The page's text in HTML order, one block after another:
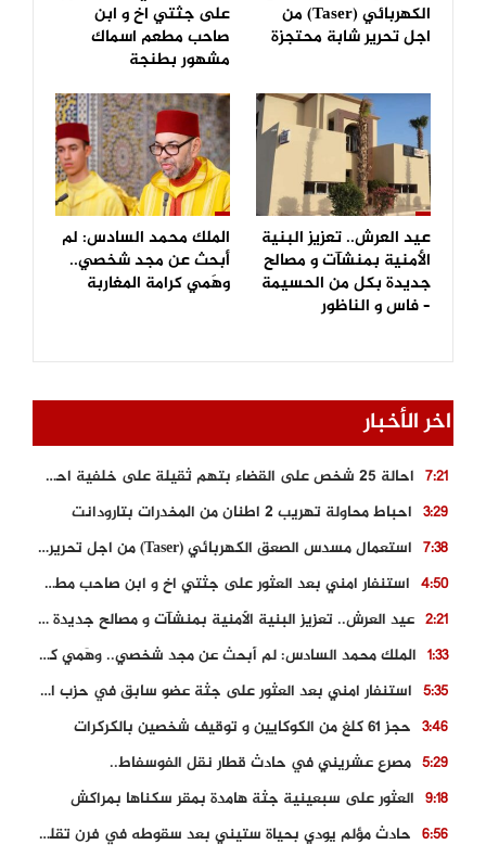
الكهربائي (Taser) من
اجل تحرير شابة محتجزة
على جثتي اخ و ابن
صاحب مطعم اسماك
مشهور بطنجة
عيد العرش.. تعزيز البنية
الأمنية بمنشآت و مصالح
جديدة بكل من الحسيمة
– فاس و الناظور
الملك محمد السادس: لم
أبحث عن مجد شخصي..
وهَمي كرامة المغاربة
اخر الأخبار
7:21
احالة 25 شخص على القضاء بتهم ثقيلة على خلفية احداث المناطق الشمالية
3:29 احباط محاولة تهريب 2 اطنان من المخدرات بتارودانت
7:38
استعمال مسدس الصعق الكهربائي (Taser) من اجل تحرير شابة محتجزة
4:50
استنفار امني بعد العثور على جثتي اخ و ابن صاحب مطعم اسماك مشهور بطنجة
2:21
عيد العرش.. تعزيز البنية الأمنية بمنشآت و مصالح جديدة بكل من الحسيمة – فاس و الناظور
1:33
الملك محمد السادس: لم أبحث عن مجد شخصي.. وهَمي كرامة المغاربة
5:35
استنفار امني بعد العثور على جثة عضو سابق في حزب المصباح بالقنيطرة..
3:46 حجز 61 كلغ من الكوكايين و توقيف شخصين بالكركرات
5:29 مصرع عشريني في حادث قطار نقل الفوسفاط..
9:18 العثور على سبعينية جثة هامدة بمقر سكناها بمراكش
6:56
حادث مؤلم يودي بحياة ستيني بعد سقوطه في فرن تقليدي “للجير”